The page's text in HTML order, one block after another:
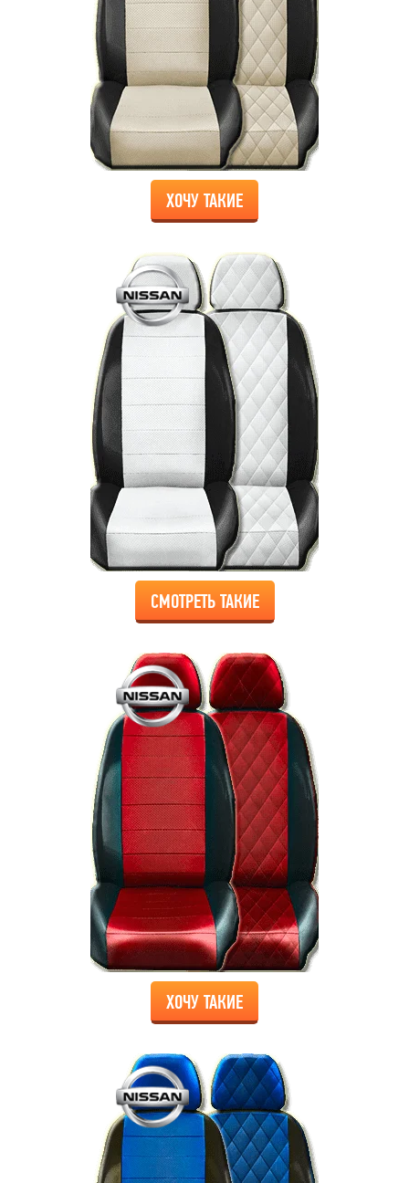
ХОЧУ ТАКИЕ
СМОТРЕТЬ ТАКИЕ
ХОЧУ ТАКИЕ